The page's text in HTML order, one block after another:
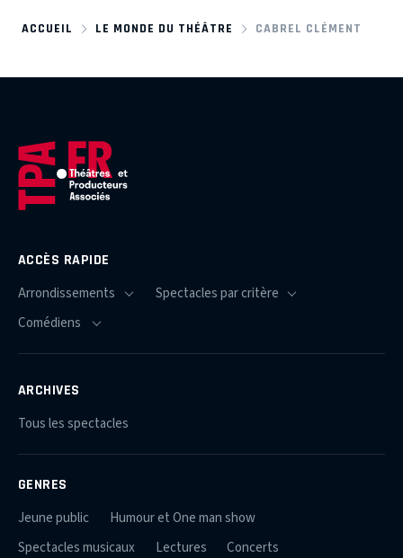
ACCUEIL LE MONDE DU THÉÂTRE CABREL CLÉMENT
ACCÈS RAPIDE
ARCHIVES
Tous les spectacles
GENRES
Jeune public
Humour et One man show
Spectacles musicaux
Lectures
Concerts